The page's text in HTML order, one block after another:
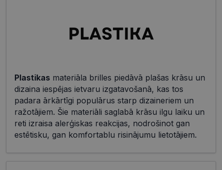
Plastikas materiāla brilles piedāvā plašas krāsu un
dizaina iespējas ietvaru izgatavošanā, kas tos
padara ārkārtīgi populārus starp dizaineriem un
ražotājiem. Šie materiāli saglabā krāsu ilgu laiku un
reti izraisa alerģiskas reakcijas, nodrošinot gan
estētisku, gan komfortablu risinājumu lietotājiem.